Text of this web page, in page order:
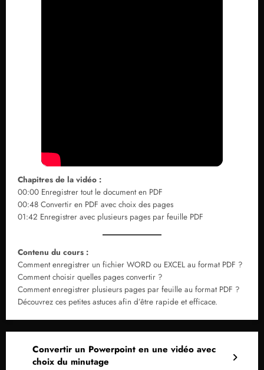
Chapitres de la vidéo :
00:00 Enregistrer tout le document en PDF
00:48 Convertir en PDF avec choix des pages
01:42 Enregistrer avec plusieurs pages par feuille PDF
Contenu du cours :
Comment enregistrer un fichier WORD ou EXCEL au format PDF ?
Comment choisir quelles pages convertir ?
Comment enregistrer plusieurs pages par feuille au format PDF ?
Découvrez ces petites astuces afin d’être rapide et efficace.
Convertir un Powerpoint en une vidéo avec
choix du minutage